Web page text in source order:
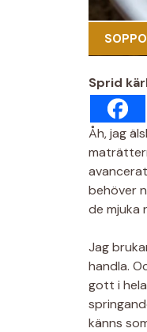
Sprid
Åh, jag
behöver
de mjuka
Jag
handla.
gott i
känns